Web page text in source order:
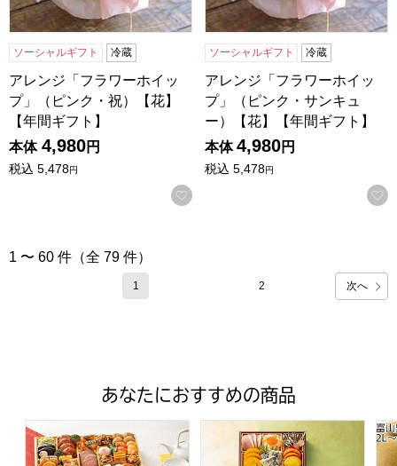
ソーシャルギフト 冷蔵
アレンジ「フラワーホイッ
プ」（ピンク・祝）【花】
【年間ギフト】
本体 4,980円
税込 5,478円
お気に入りに登録する
ソーシャルギフト 冷蔵
アレンジ「フラワーホイッ
プ」（ピンク・サンキュ
ー）【花】【年間ギフト】
本体 4,980円
税込 5,478円
1 〜 60 件（全 79 件）
1 2 次へ
あなたにおすすめの商品
トップバリュ 和洋中特大二段重「饗宴」(きょうえん)【4
トップバリュ 和風三段重「富